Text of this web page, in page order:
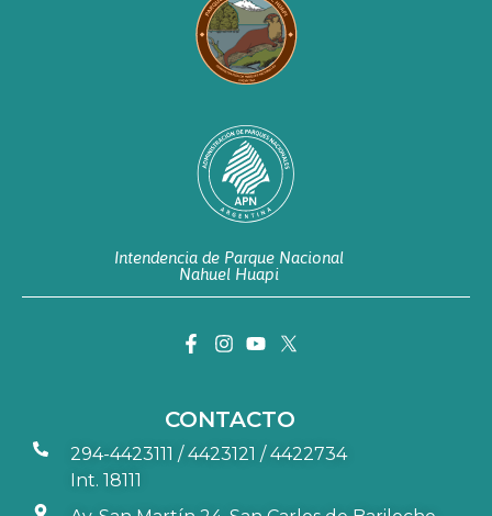
Intendencia de Parque Nacional
Nahuel Huapi
CONTACTO
294-4423111 / 4423121 / 4422734
Int. 18111